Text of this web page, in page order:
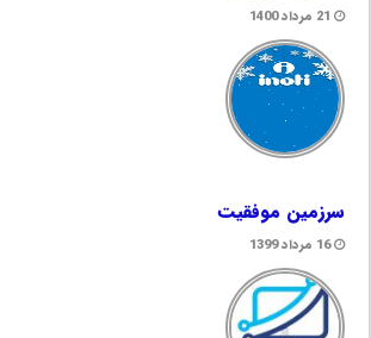
21 مرداد 1400
سرزمین موفقیت
16 مرداد 1399